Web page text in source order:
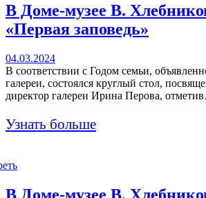
В Доме-музее В.
«Первая заповедь»
04.03.2024
В соответствии с Годом семьи,
галереи, состоялся круглый стол,
директор галереи Ирина Перова,
Узнать больше